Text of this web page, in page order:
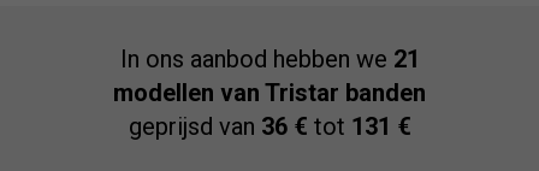
In ons aanbod hebben we 21
modellen van Tristar banden
geprijsd van 36 € tot 131 €